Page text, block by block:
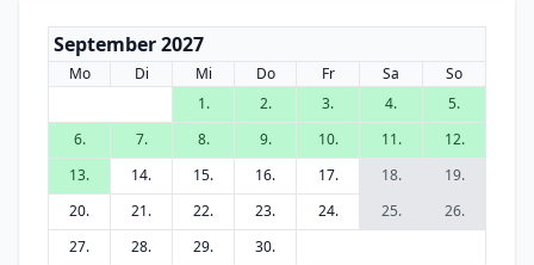
September 2027
Mo Di Mi Do Fr Sa
So
1.
2. 3. 4.
5.
6.
7. 8. 9. 10. 11.
12.
13.
14. 15. 16. 17. 18.
19.
20.
21. 22. 23. 24. 25.
26.
27.
28. 29. 30.